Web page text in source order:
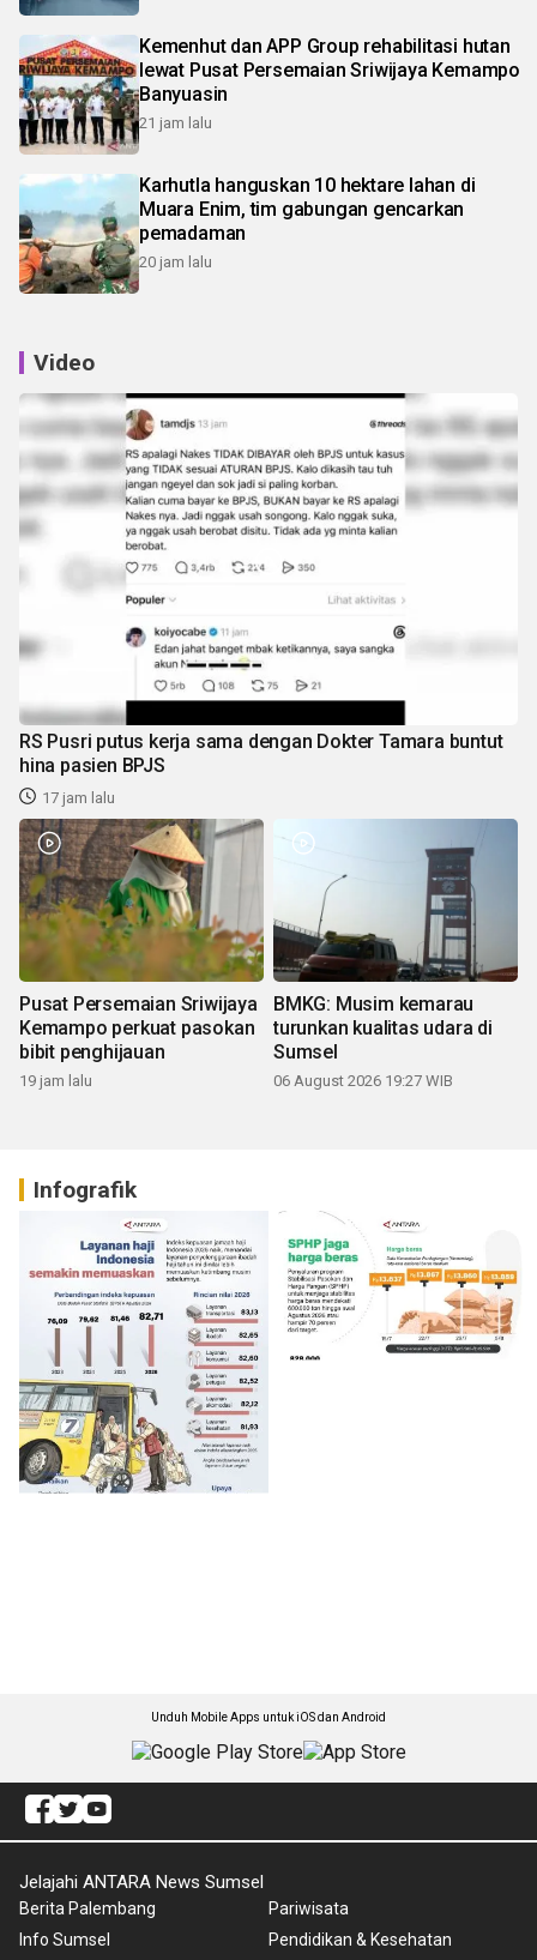
Kemenhut dan APP Group rehabilitasi hutan
lewat Pusat Persemaian Sriwijaya Kemampo
Banyuasin
21 jam lalu
Karhutla hanguskan 10 hektare lahan di
Muara Enim, tim gabungan gencarkan
pemadaman
20 jam lalu
Video
RS Pusri putus kerja sama dengan Dokter Tamara buntut
hina pasien BPJS
17 jam lalu
Pusat Persemaian Sriwijaya
Kemampo perkuat pasokan
bibit penghijauan
19 jam lalu
BMKG: Musim kemarau
turunkan kualitas udara di
Sumsel
06 August 2026 19:27 WIB
Infografik
Unduh Mobile Apps untuk iOS dan Android
Jelajahi ANTARA News Sumsel
Berita Palembang
Info Sumsel
Pariwisata
Pendidikan & Kesehatan